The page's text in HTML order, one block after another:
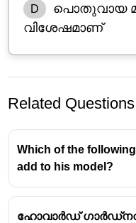
D
പൊതുവായ
വിശേഷമാണ്
Related
Which of the
add to his model?
ഹോവാർഡ്